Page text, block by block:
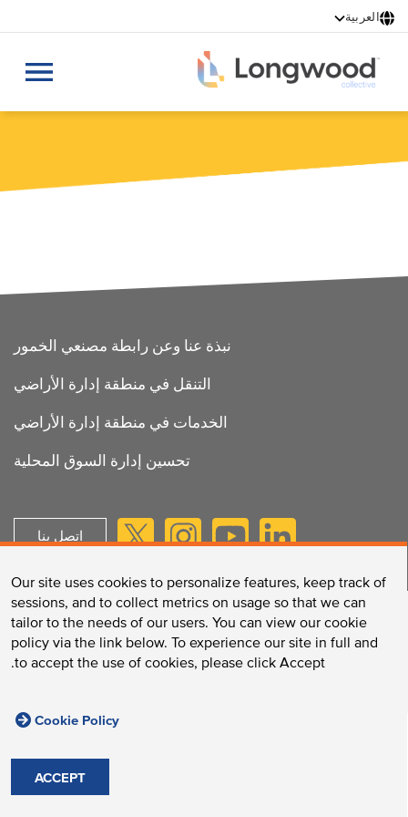
العربية
FOOTERنبذة عنا وعن رابطة مصنعي الخمور
التنقل في منطقة إدارة الأراضي
الخدمات في منطقة إدارة الأراضي
تحسين إدارة السوق المحلية
اتصل بنا
مجموعة لونغوود / 375 شارع لونغوود، بوسطن، ماساتشوستس
02215 /
الهاتف: 617-632-2310
/الفاكس: 617-632-2759
Our site uses cookies to personalize features, keep track of
sessions, and to collect metrics on usage so that we can
tailor to the needs of our users. You can view our cookie
policy via the link below. To experience our site in full and
to accept the use of cookies, please click Accept.
Cookie Policy
ACCEPT